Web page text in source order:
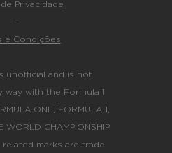
Privacidade
-
e Condições
unofficial and is not
way with the Formula 1
ONE, FORMULA 1,
WORLD CHAMPIONSHIP,
related marks are trade